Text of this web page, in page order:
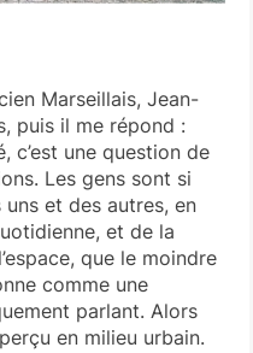
Marseillais, Jean-
puis il me répond :
c’est une question de
Les gens sont si
et des autres, en
et de la
que le moindre
comme une
parlant. Alors
en milieu urbain.